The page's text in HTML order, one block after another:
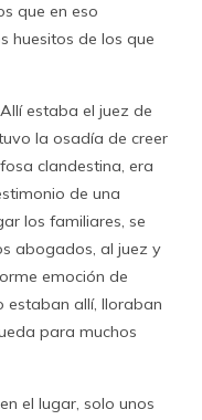
que en eso
huesitos de los que
estaba el juez de
la osadía de creer
clandestina, era
de una
los familiares, se
abogados, al juez y
emoción de
estaban allí, lloraban
para muchos
el lugar, solo unos